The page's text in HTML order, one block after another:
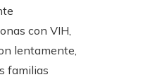
con VIH,
lentamente,
familias